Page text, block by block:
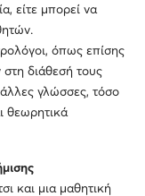
είτε μπορεί να
όπως επίσης
στη διάθεσή τους
γλώσσες, τόσο
θεωρητικά
και μια μαθητική